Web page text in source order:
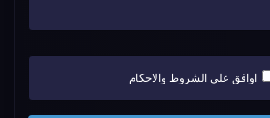
اوافق علي الشروط والاحكام